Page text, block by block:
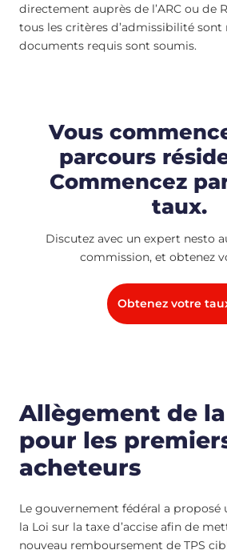
directement auprès de l’ARC ou de
tous les critères d’admissibilité
documents requis sont soumis.
Vous
parcours
Commencez
taux.
Discutez avec un expert nesto
commission, et obtenez
Obtenez votre
Allègement de la
pour les
acheteurs
Le gouvernement fédéral a proposé
la Loi sur la taxe d’accise afin de
nouveau remboursement de TPS